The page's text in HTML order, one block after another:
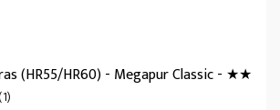
(HR55/HR60) - Megapur Classic - ★★
(1)